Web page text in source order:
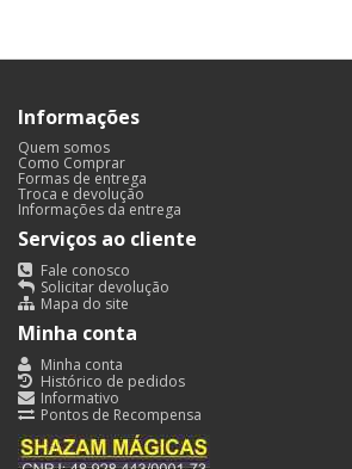
Informações
Quem somos
Como Comprar
Formas de entrega
Troca e devolução
Informações da entrega
Serviços ao cliente
Fale conosco
Solicitar devolução
Mapa do site
Minha conta
Minha conta
Histórico de pedidos
Informativo
Pontos de Recompensa